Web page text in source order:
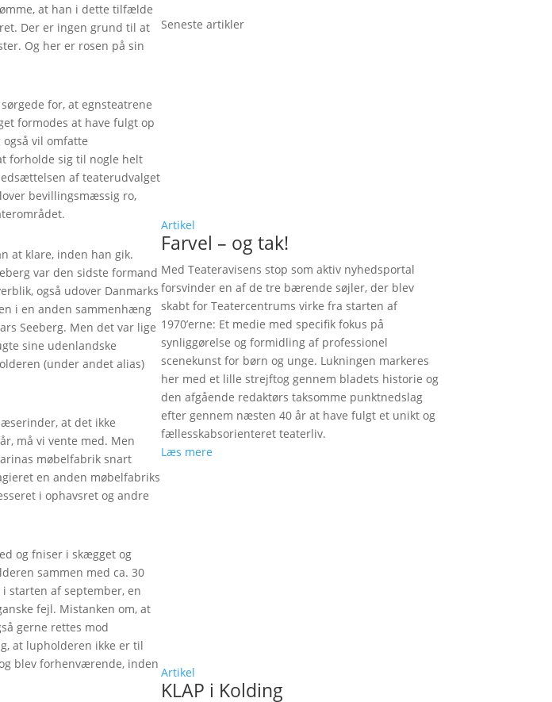
at han i dette tilfælde
Der er ingen grund til at
Og her er rosen på sin
for, at egnsteatrene
formodes at have fulgt op
vil omfatte
forholde sig til nogle helt
af teaterudvalget
bevillingsmæssig ro,
at klare, inden han gik.
var den sidste formand
også udover Danmarks
i en anden sammenhæng
Seeberg. Men det var lige
sine udenlandske
(under andet alias)
at det ikke
må vi vente med. Men
møbelfabrik snart
en anden møbelfabriks
i ophavsret og andre
og fniser i skægget og
sammen med ca. 30
starten af september, en
fejl. Mistanken om, at
gerne rettes mod
at lupholderen ikke er til
blev forhenværende, inden
Seneste artikler
Artikel
Farvel – og tak!
Med Teateravisens stop som aktiv nyhedsportal
forsvinder en af de tre bærende søjler, der blev
skabt for Teatercentrums virke fra starten af
1970’erne: Et medie med specifik fokus på
synliggørelse og formidling af professionel
scenekunst for børn og unge. Lukningen markeres
her med et lille strejftog gennem bladets historie og
den afgående redaktørs taksomme punktnedslag
efter gennem næsten 40 år at have fulgt et unikt og
fællesskabsorienteret teaterliv.
Læs mere
Artikel
KLAP i Kolding